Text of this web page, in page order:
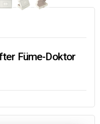
Füme-Doktor